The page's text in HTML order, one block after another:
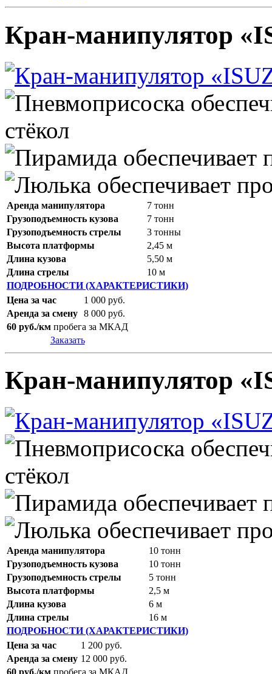
Кран-манипулятор
Аренда манипулятора
7 тонн
Грузоподъемность кузова
7 тонн
Грузоподъемность стрелы
3 тонны
Высота платформы
2,45 м
Длина кузова
5,50 м
Длина стрелы
10 м
ПОДРОБНОСТИ (ХАРАКТЕРИСТИКИ)
Цена за час
1 000 руб.
Аренда за смену 8 000 руб.
60 руб./км пробега за МКАД
Заказать
Кран-манипулятор
Аренда манипулятора
10 тонн
Грузоподъемность кузова
10 тонн
Грузоподъемность стрелы
5 тонн
Высота платформы
2,5 м
Длина кузова
6 м
Длина стрелы
16 м
ПОДРОБНОСТИ (ХАРАКТЕРИСТИКИ)
Цена за час
1 200 руб.
Аренда за смену 12 000 руб.